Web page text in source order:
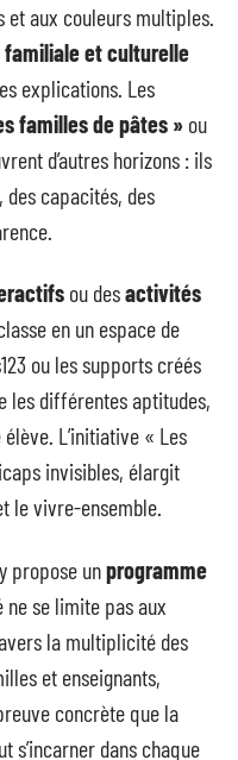
aux couleurs multiples.
et culturelle
explications. Les
familles de pâtes » ou
d’autres horizons : ils
capacités, des
ou desactivités
en un espace de
ou les supports créés
les différentes aptitudes,
L’initiative « Les
invisibles, élargit
le vivre-ensemble.
propose unprogramme
ne se limite pas aux
la multiplicité des
et enseignants,
concrète que la
s’incarner dans chaque